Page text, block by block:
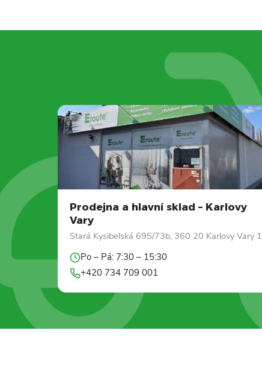
Prodejna a hlavní sklad – Karlovy
Vary
Stará Kysibelská 695/73b, 360 20 Karlovy Vary 1
Po – Pá: 7:30 – 15:30
+420 734 709 001